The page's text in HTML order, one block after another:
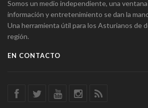
Somos un medio independiente, una
información y entretenimiento se dan la
Una herramienta útil para los Asturianos de
región.
EN CONTACTO